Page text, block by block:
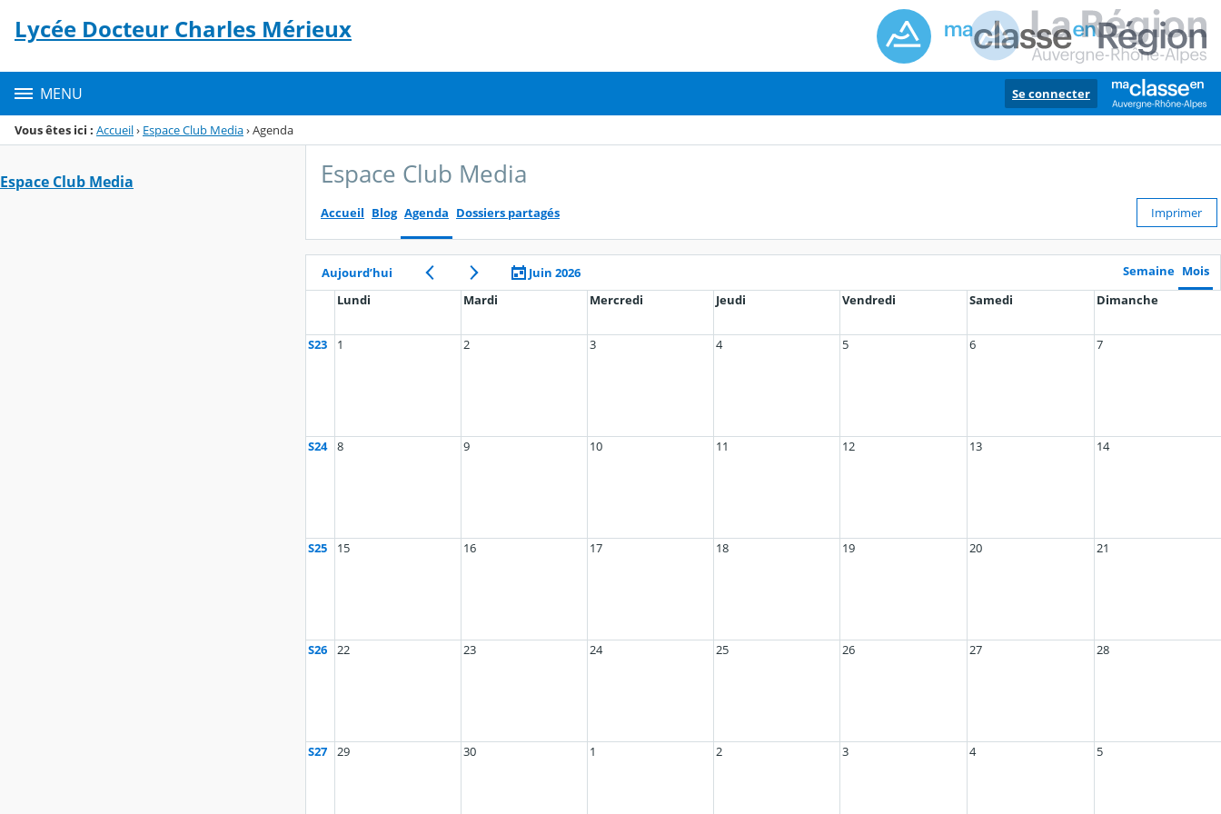
Menu de la rubrique
Contenu
Lycée Docteur Charles Mérieux
MENU Se connecter
Vous êtes ici : Accueil› Espace Club Media›Agenda
Espace Club Media Espace Club Media
Accueil Blog Agenda Dossiers partagés Imprimer
Aujourd’hui Juin 2026 Semaine Mois
Lundi
Mardi Mercredi Jeudi Vendredi Samedi Dimanche
S23 1 2 3 4 5 6 7
S24 8 9 10 11 12 13 14
S25 15 16 17 18 19 20 21
S26 22 23 24 25 26 27 28
S27 29 30 1 2 3 4 5